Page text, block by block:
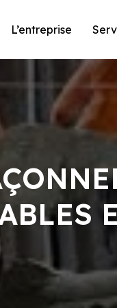
L’entreprise